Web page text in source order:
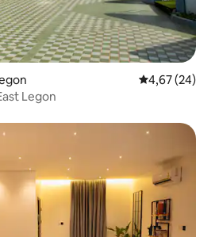
Évaluation
4,67 (24)
Legon